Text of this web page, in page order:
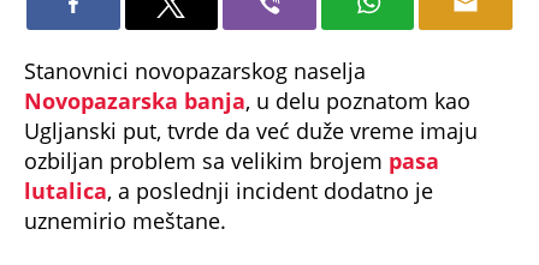
Stanovnici novopazarskog naselja
Novopazarska banja, u delu poznatom kao
Ugljanski put, tvrde da već duže vreme imaju
ozbiljan problem sa velikim brojem pasa
lutalica, a poslednji incident dodatno je
uznemirio meštane.